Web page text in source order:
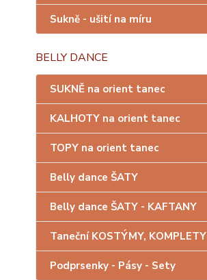
Sukně - ušití na míru
BELLY DANCE
SUKNĚ na orient tanec
KALHOTY na orient tanec
TOPY na orient tanec
Belly dance ŠATY
Belly dance ŠATY - KAFTANY
Taneční KOSTÝMY, KOMPLETY
Podprsenky - Pásy - Sety